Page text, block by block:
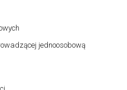
jednoosobową